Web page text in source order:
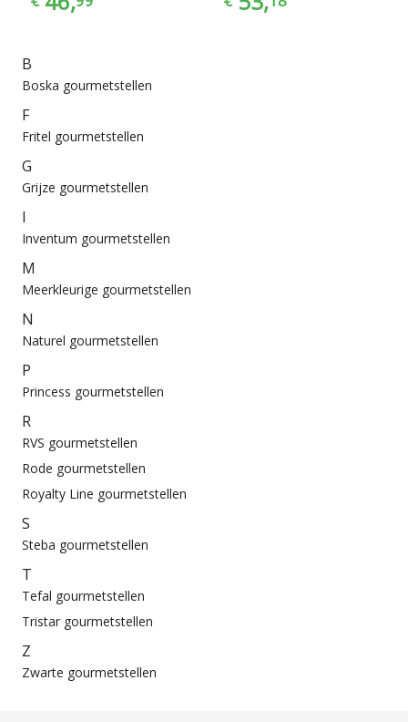
B
Boska gourmetstellen
F
Fritel gourmetstellen
G
Grijze gourmetstellen
I
Inventum gourmetstellen
M
Meerkleurige gourmetstellen
N
Naturel gourmetstellen
P
Princess gourmetstellen
R
RVS gourmetstellen
Rode gourmetstellen
Royalty Line gourmetstellen
S
Steba gourmetstellen
T
Tefal gourmetstellen
Tristar gourmetstellen
Z
Zwarte gourmetstellen